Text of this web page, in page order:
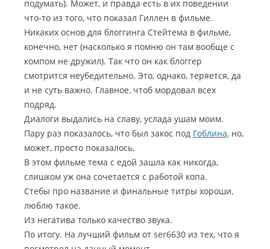
подумать). Может, и правда есть в их поведении
что-то из того, что показал Гиллен в фильме.
Никаких основ для блоггинга Стейтема в фильме,
конечно, нет (насколько я помню он там вообще с
компом не дружил). Так что он как блоггер
смотрится неубедительно. Это, однако, теряется, да
и не суть важно. Главное, чтоб мордовал всех
подряд.
Диалоги выдались на славу, услада ушам моим.
Пару раз показалось, что был закос под Гоблина, но,
может, просто показалось.
В этом фильме тема с едой зашла как никогда,
слишком уж она сочетается с работой копа.
Стебы про название и финальные титры хороши,
люблю такое.
Из негатива только качество звука.
По итогу. На лучший фильм от ser6630 из тех, что я